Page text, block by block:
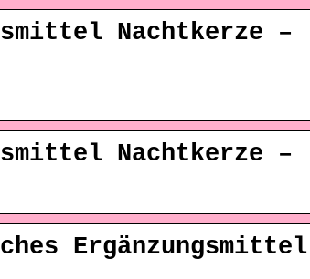
Nachtkerze –
Nachtkerze –
Ergänzungsmittel